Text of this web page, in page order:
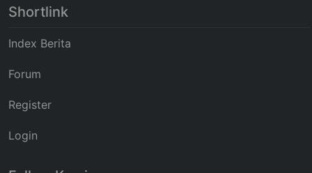
Shortlink
Index Berita
Forum
Register
Login